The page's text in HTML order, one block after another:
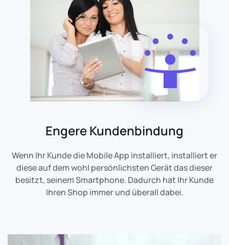
Engere Kundenbindung
Wenn Ihr Kunde die Mobile App installiert, installiert er
diese auf dem wohl persönlichsten Gerät das dieser
besitzt, seinem Smartphone. Dadurch hat Ihr Kunde
Ihren Shop immer und überall dabei.